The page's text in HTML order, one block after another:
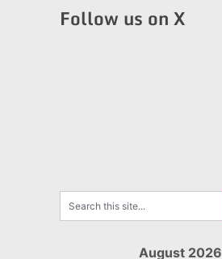
Follow us on X
August 2026